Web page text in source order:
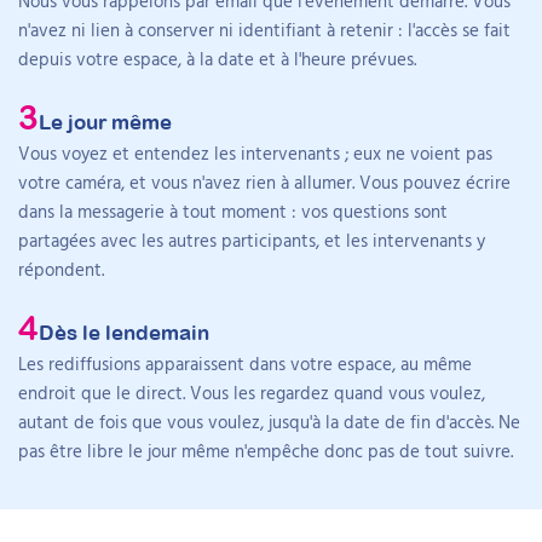
l’évolution des organisations.
Franck Dunas
Musicien, comédien et vulgarisateur
Franck Dunas est musicien, auteur-compositeur,
arrangeur et comédien. Son parcours artistique
comprend la création d’albums, l’écriture et
l’interprétation de pièces de théâtre ainsi que la
Évaluation individuelle pour des objectifs
sociaux personnalisés.
Relier les compétences sociales au projet
16h45 – 17h00 : Pause
17h00 – 18h00 : Mieux comprendre les particularités
sensorielles pour une meilleure adaptation de
l’environnement de travail
Objectif: Cette session aborde les particularités
sensorielles des personnes autistes et propose des
stratégies d’aménagement de l’environnement de
travail pour améliorer leur bien-être professionnel.
Contenu:
n'avez ni lien à conserver ni identifiant à retenir : l'accès se fait
depuis votre espace, à la date et à l'heure prévues.
Le jour même
Vous voyez et entendez les intervenants ; eux ne voient pas
votre caméra, et vous n'avez rien à allumer. Vous pouvez écrire
dans la messagerie à tout moment : vos questions sont
partagées avec les autres participants, et les intervenants y
répondent.
Dès le lendemain
Les rediffusions apparaissent dans votre espace, au même
endroit que le direct. Vous les regardez quand vous voulez,
autant de fois que vous voulez, jusqu'à la date de fin d'accès. Ne
pas être libre le jour même n'empêche donc pas de tout suivre.